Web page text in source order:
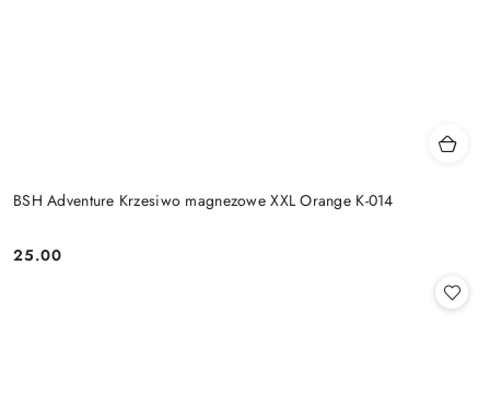
BSH Adventure Krzesiwo magnezowe XXL Orange K-014
Cena:
25.00